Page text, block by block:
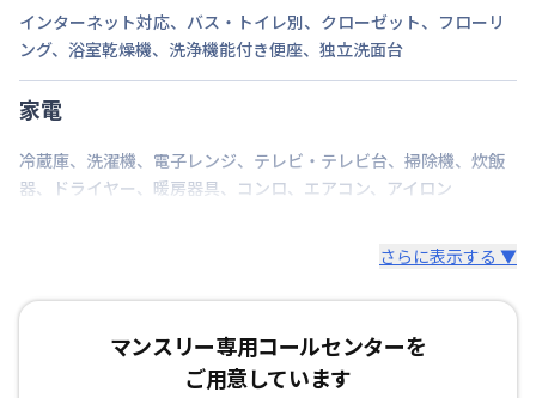
・個人契約の場合、期間確定の契約となります。ご延
長（再契約）の希望に添えない場合がございます。
インターネット対応、 バス・トイレ別、 クローゼット、 フローリ
ング、 浴室乾燥機、 洗浄機能付き便座、 独立洗面台
家電
冷蔵庫、 洗濯機、 電子レンジ、 テレビ・テレビ台、 掃除機、 炊飯
器、 ドライヤー、 暖房器具、 コンロ、 エアコン、 アイロン
さらに表示する ▼
マンスリー専用コールセンターを
ご用意しています